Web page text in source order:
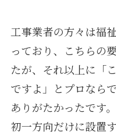
工事業者の方々は福
っており、こちらの
たが、それ以上に「
ですよ」とプロなら
ありがたかったです
初一方向だけに設置